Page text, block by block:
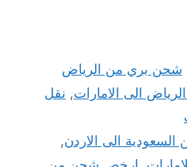
شحن بري من الرياض
الى الامارات, نقل
السعودية الى الاردن,